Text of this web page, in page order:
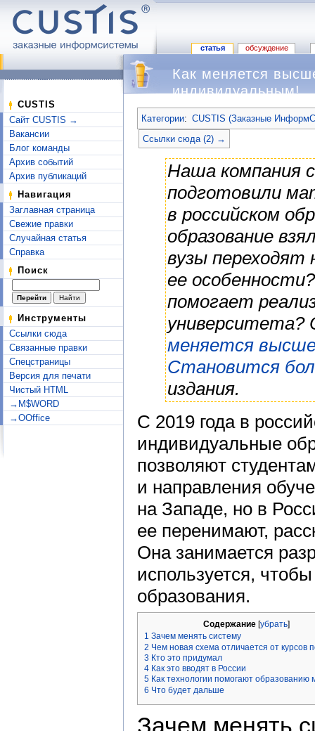
статья обсуждение
CUSTIS
Сайт CUSTIS →
Вакансии
Блог команды
Архив событий
Архив публикаций
Навигация
Заглавная страница
Свежие правки
Случайная статья
Справка
Поиск
Инструменты
Ссылки сюда
Связанные правки
Спецстраницы
Версия для печати
Чистый HTML
→M$WORD
→OOffice
Как меняется
индивидуальным!
Категории: CUSTIS (Заказные
Ссылки сюда (2) →
Наша компания
подготовили
в российском
образование
вузы переходят
ее
помогает
меняется
Становится
издания.
С 2019 года в
индивидуальные
позволяют
и направления
на Западе, но в
ее перенимают,
Она занимается
используется,
образования.
Содержание [убрать]
1 Зачем менять систему
2 Чем новая схема отличается от курсов
3 Кто это придумал
4 Как это вводят в России
5 Как технологии помогают образованию
6 Что будет дальше
Зачем менять